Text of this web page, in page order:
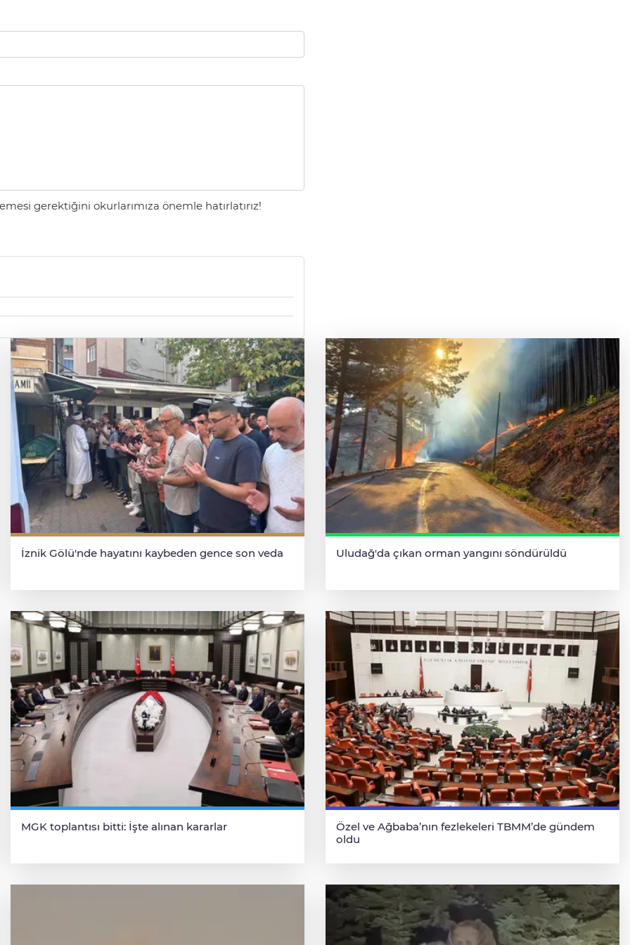
gerektiğini okurlarımıza önemle hatırlatırız!
İznik Gölü'nde hayatını kaybeden gence son veda Uludağ'da çıkan orman yangını söndürüldü
MGK toplantısı bitti: İşte alınan kararlar
Özel ve Ağbaba’nın fezlekeleri TBMM’de gündem
oldu